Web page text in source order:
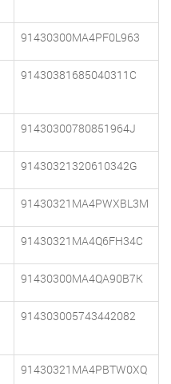
91430300MA4PF0L963
91430381685040311C
91430300780851964J
91430321320610342G
91430321MA4PWXBL3M
91430321MA4Q6FH34C
91430300MA4QA90B7K
914303005743442082
91430321MA4PBTW0XQ